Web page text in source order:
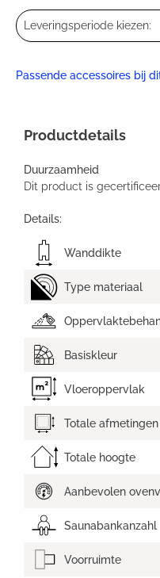
Leveringsperiode kiezen:
Passende accessoires bij
Productdetails
Duurzaamheid
Dit product is
Details:
Wanddikte
Type materiaal
Basiskleur
Vloeroppervlak
Totale
Totale hoogte
Aanbevolen
Saunabankanzahl
Voorruimte